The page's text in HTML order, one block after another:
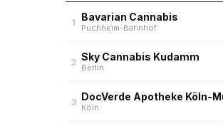
1 Bavarian Cannabis
Puchheim-Bahnhof
2 Sky Cannabis Kudamm
Berlin
3 DocVerde Apotheke Köln-
Köln